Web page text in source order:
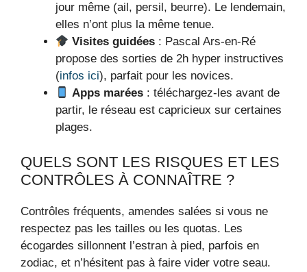
jour même (ail, persil, beurre). Le lendemain,
elles n’ont plus la même tenue.
Visites guidées : Pascal Ars-en-Ré
propose des sorties de 2h hyper instructives
(infos ici), parfait pour les novices.
Apps marées : téléchargez-les avant de
partir, le réseau est capricieux sur certaines
plages.
QUELS SONT LES RISQUES ET LES
CONTRÔLES À CONNAÎTRE ?
Contrôles fréquents, amendes salées si vous ne
respectez pas les tailles ou les quotas. Les
écogardes sillonnent l’estran à pied, parfois en
zodiac, et n’hésitent pas à faire vider votre seau.